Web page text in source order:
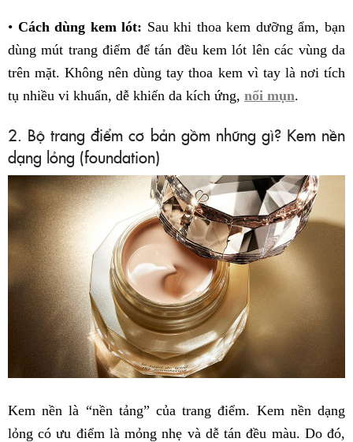
• Cách dùng kem lót: Sau khi thoa kem dưỡng ẩm, bạn
dùng mút trang điểm để tán đều kem lót lên các vùng da
trên mặt. Không nên dùng tay thoa kem vì tay là nơi tích
tụ nhiều vi khuẩn, dễ khiến da kích ứng, nổi mụn.
2. Bộ trang điểm cơ bản gồm những gì? Kem nền
dạng lỏng (foundation)
Kem nền là “nền tảng” của trang điểm. Kem nền dạng
lỏng có ưu điểm là mỏng nhẹ và dễ tán đều màu. Do đó,